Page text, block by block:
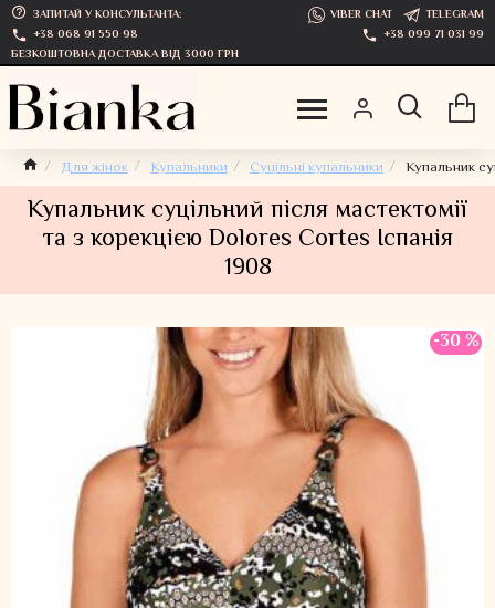
ЗАПИТАЙ У КОНСУЛЬТАНТА: VIBER CHAT
TELEGRAM
+38 068 91 550 98
+38 099 71 031 99
БЕЗКОШТОВНА ДОСТАВКА ВІД 3000 ГРН
Для жінок Купальники Суцільні купальники Купальник
Купальник суцільний після мастектомії
та з корекцією Dolores Cortes Іспанія
1908
-30 %